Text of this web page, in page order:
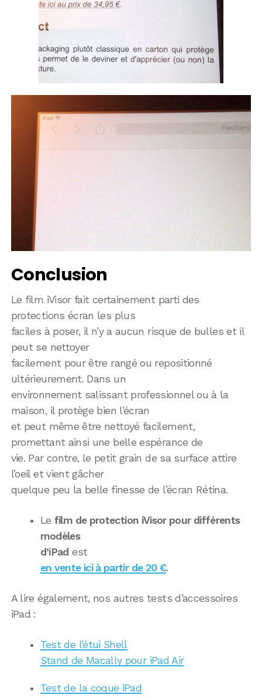
Conclusion
Le film iVisor fait certainement parti des
protections écran les plus
faciles à poser, il n’y a aucun risque de bulles et il
peut se nettoyer
facilement pour être rangé ou repositionné
ultérieurement. Dans un
environnement salissant professionnel ou à la
maison, il protège bien l’écran
et peut même être nettoyé facilement,
promettant ainsi une belle espérance de
vie. Par contre, le petit grain de sa surface attire
l’oeil et vient gâcher
quelque peu la belle finesse de l’écran Rétina.
Le film de protection iVisor pour différents
modèles
d’iPad est
en vente ici à partir de 20 €.
A lire également, nos autres tests d’accessoires
iPad :
Test de l’étui Shell
Stand de Macally pour iPad Air
Test de la coque iPad